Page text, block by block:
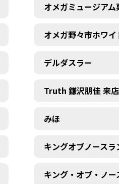
オメガミュージアム
オメガ野々市ホワ
デルダスラー
Truth 鎌沢朋佳 来店
みほ
キングオブノース
キング・オブ・ノ